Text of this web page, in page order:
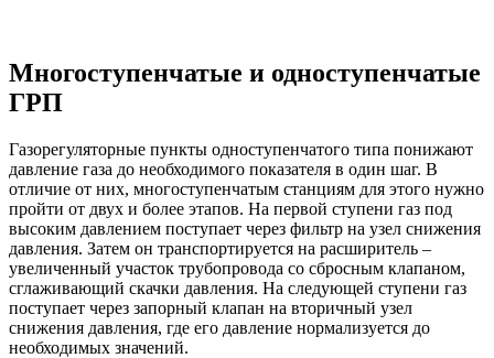
Многоступенчатые и одноступенчатые
ГРП
Газорегуляторные пункты одноступенчатого типа понижают
давление газа до необходимого показателя в один шаг. В
отличие от них, многоступенчатым станциям для этого нужно
пройти от двух и более этапов. На первой ступени газ под
высоким давлением поступает через фильтр на узел снижения
давления. Затем он транспортируется на расширитель –
увеличенный участок трубопровода со сбросным клапаном,
сглаживающий скачки давления. На следующей ступени газ
поступает через запорный клапан на вторичный узел
снижения давления, где его давление нормализуется до
необходимых значений.